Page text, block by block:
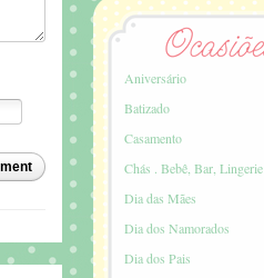
Aniversário
Batizado
Casamento
Chás . Bebê, Bar, Lingerie
Dia das Mães
Dia dos Namorados
Dia dos Pais